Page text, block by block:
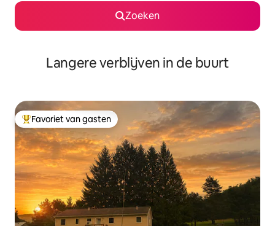
Zoeken
Langere verblijven in de buurt
Topfavoriet van gasten
Favoriet van gasten